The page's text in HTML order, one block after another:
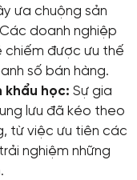
ưa chuộng sản
doanh nghiệp
chiếm được ưu thế
số bán hàng.
khẩu học: Sự gia
lưu đã kéo theo
từ việc ưu tiên các
nghiệm những